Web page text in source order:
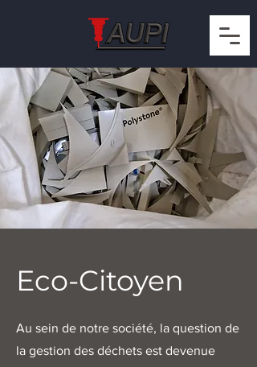
Eco-Citoyen
Au sein de notre société, la question de
la gestion des déchets est devenue